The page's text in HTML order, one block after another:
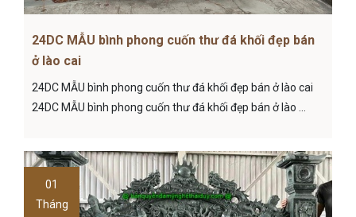
24DC MẪU bình phong cuốn thư đá khối đẹp bán
ở lào cai
24DC MẪU bình phong cuốn thư đá khối đẹp bán ở lào cai
24DC MẪU bình phong cuốn thư đá khối đẹp bán ở lào ...
01
Tháng